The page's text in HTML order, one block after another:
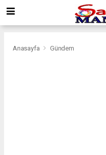
Anasayfa Gündem